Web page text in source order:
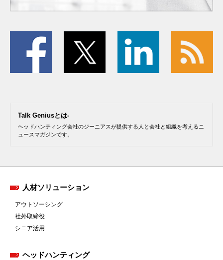
Talk Geniusとは-
ヘッドハンティング会社のジーニアスが提供する人と会社と組織を考えるニ
ュースマガジンです。
人材ソリューション
アウトソーシング
社外取締役
シニア活用
ヘッドハンティング